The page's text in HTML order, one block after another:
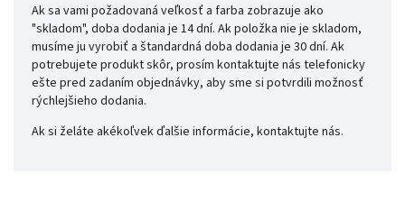
Ak sa vami požadovaná veľkosť a farba zobrazuje ako
"skladom", doba dodania je 14 dní. Ak položka nie je skladom,
musíme ju vyrobiť a štandardná doba dodania je 30 dní. Ak
potrebujete produkt skôr, prosím kontaktujte nás telefonicky
ešte pred zadaním objednávky, aby sme si potvrdili možnosť
rýchlejšieho dodania.
Ak si želáte akékoľvek ďalšie informácie, kontaktujte nás.